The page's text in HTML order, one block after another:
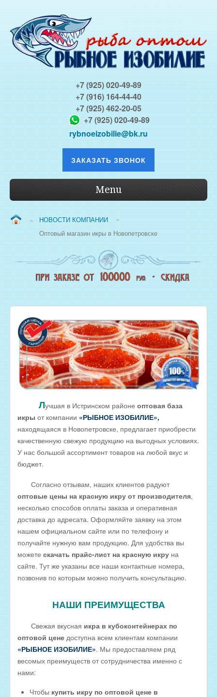
+7 (925) 020-49-89
+7 (916) 164-44-40
+7 (925) 462-20-05
+7 (925) 020-49-89
rybnoeizobilie@bk.ru
ЗАКАЗАТЬ ЗВОНОК
Menu
ВОПРОС/ОТВЕТ
НОВЫЙ КОПТИЛЬНЫЙ ЦЕХ
СВЕЖЕЗАМОРОЖЕННАЯ РЫБА
ЖИВАЯ РЫБА
МОРЕПРОДУКТЫ
СОЛЕНАЯ РЫБА
КОПЧЕНАЯ РЫБА
ВЯЛЕНАЯ РЫБА
ИКРА
РЫБНЫЕ КОНСЕРВЫ
РЫБНЫЕ СТЕЙКИ ОПТОМ
ФИЛЕ РЫБЫ
РЫБА ДЛЯ ЗАРЫБЛЕНИЯ ВОДОЕМА
ПРАЙС-ЛИСТЫ
ОПТОВИКАМ
Оптовые цены на РЫБНЫЕ КОНСЕРВЫ
Оптовые цены на СВЕЖЕЗАМОРОЖЕННУЮ РЫБУ
Оптовые цены на МОРЕПРОДУКТЫ
Оптовые цены на РЫБНУЮ ИКРУ
Оптовые цены на ЖИВУЮ РЫБУ
Оптовые цены на ВЯЛЕНУЮ РЫБУ
Оптовые цены на ФИЛЕ ИЗ РЫБЫ
Оптовые цены на СОЛЕНУЮ РЫБУ
Оптовые цены на КОПЧЁНУЮ РЫБУ
Скачать все прайсы в одном архиве
МЯСНАЯ ПРОДУКЦИЯ
~ НОВОСТИ КОМПАНИИ
~
Оптовый магазин икры в Новопетровске
Лучшая в Истринском районе оптовая база
икры от компании «РЫБНОЕ ИЗОБИЛИЕ»,
находящаяся в Новопетровске, предлагает приобрести
качественную свежую продукцию на выгодных условиях.
У нас большой ассортимент товаров на любой вкус и
бюджет.
Согласно отзывам, наших клиентов радуют
оптовые цены на красную икру от производителя,
несколько способов оплаты заказа и оперативная
доставка до адресата. Оформляйте заявку на этом
нашем официальном сайте или по телефону и
получайте нужную вам продукцию. Для удобства вы
можете скачать прайс-лист на красную икру на
сайте. Тут же указаны все наши контактные номера,
позвонив по которым можно получить консультацию.
НАШИ ПРЕИМУЩЕСТВА
Свежая вкусная икра в кубоконтейнерах по
оптовой цене доступна всем клиентам компании
«РЫБНОЕ ИЗОБИЛИЕ». Мы предоставляем ряд
весомых преимуществ от сотрудничества именно с
нами:
Чтобы купить икру по оптовой цене в